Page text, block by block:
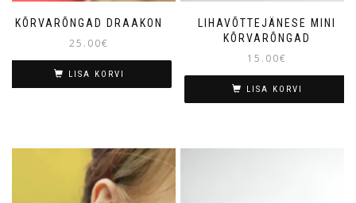
KÕRVARÕNGAD DRAAKON
25.00€
LISA KORVI
LIHAVÕTTEJÄNESE MINI
KÕRVARÕNGAD
15.00€
LISA KORVI